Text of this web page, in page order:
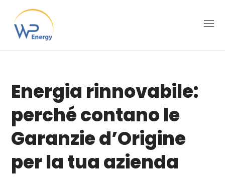
Energia rinnovabile:
perché contano le
Garanzie d’Origine
per la tua azienda